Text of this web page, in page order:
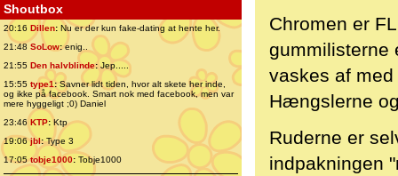
Shoutbox
20:16 Dillen: Nu er der kun fake-dating at hente her.
21:48 SoLow:enig..
21:55 Den halvblinde:Jep.....
15:55 type1:Savner lidt tiden, hvor alt skete her inde,
og ikke på facebook. Smart nok med facebook, men var
mere hyggeligt ;0) Daniel
23:46 KTP:Ktp
19:06jbl:Type 3
17:05tobje1000: Tobje1000
Chromen er
gummilisterne
vaskes af
Hængslerne
Ruderne er
indpakningen